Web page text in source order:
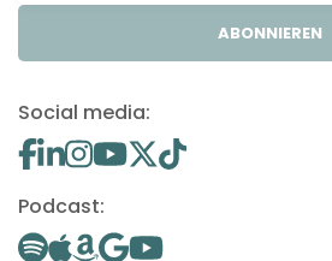
ABONNIEREN
Social media:
Podcast: